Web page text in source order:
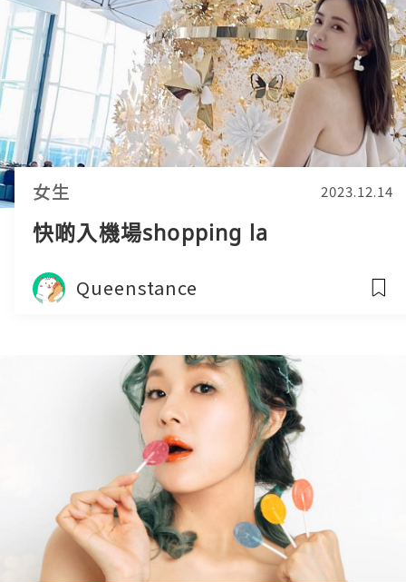
女生 2023.12.14
快啲入機場shopping la
Queenstance